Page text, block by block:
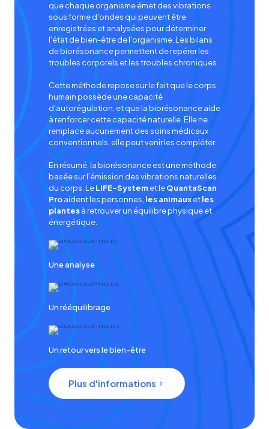
que chaque organisme émet des vibrations
sous forme d'ondes qui peuvent être
enregistrées et analysées pour déterminer
l'état de bien-être de l'organisme. Les bilans
de biorésonance permettent de repérer les
troubles corporels et les troubles chroniques.
Cette méthode repose sur le fait que le corps
humain possède une capacité
d'autorégulation, et que la biorésonance aide
à renforcer cette capacité naturelle. Elle ne
remplace aucunement des soins médicaux
conventionnels, elle peut venir les compléter.
En résumé, la biorésonance est une méthode
basée sur l'émission des vibrations naturelles
du corps. LeLIFE-Systemet leQuantaScan
Proaident les personnes, les animauxetles
plantesà retrouver un équilibre physique et
énergétique.
Une analyse
Un rééquilibrage
Un retour vers le bien-être
Plus d'informations